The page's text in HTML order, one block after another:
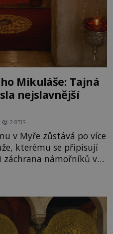
Mikuláše: Tajná
nejslavnější
2.8TIS
v Myře zůstává po více
kterému se připisují
záchrana námořníků v
1087 a klidné místo
výpravy. Skupina
přes moře do Bari.
nebezpečím, nebo